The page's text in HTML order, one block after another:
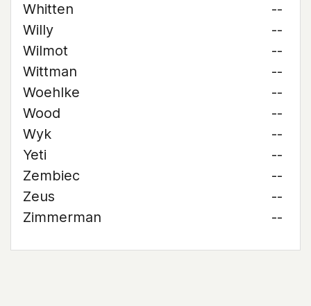
Whitten
--
Willy
--
Wilmot
--
Wittman
--
Woehlke
--
Wood
--
Wyk
--
Yeti
--
Zembiec
--
Zeus
--
Zimmerman
--